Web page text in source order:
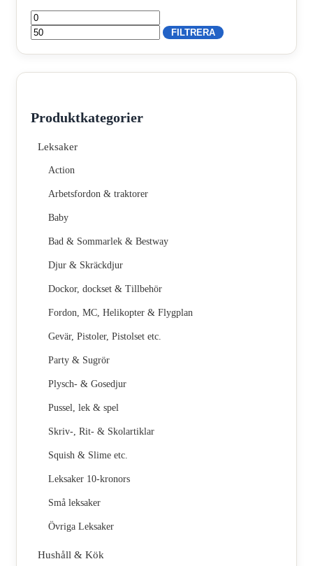
Min
pris
prisFILTRERA
Produktkategorier
Leksaker
Action
Arbetsfordon & traktorer
Baby
Bad & Sommarlek & Bestway
Djur & Skräckdjur
Dockor, dockset & Tillbehör
Fordon, MC, Helikopter & Flygplan
Gevär, Pistoler, Pistolset etc.
Party & Sugrör
Plysch- & Gosedjur
Pussel, lek & spel
Skriv-, Rit- & Skolartiklar
Squish & Slime etc.
Leksaker 10-kronors
Små leksaker
Övriga Leksaker
Hushåll & Kök